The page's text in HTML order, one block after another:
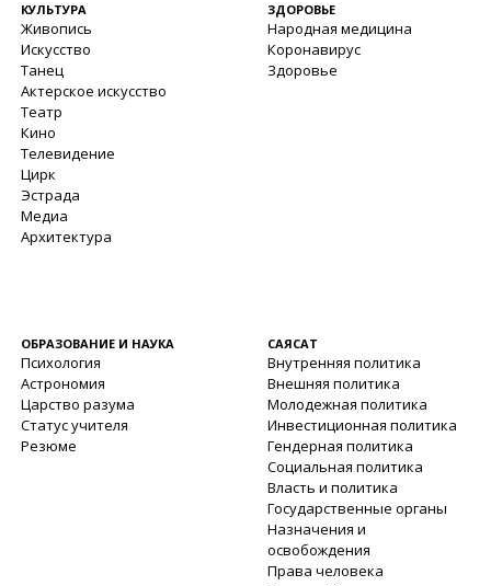
КУЛЬТУРА
Живопись
Искусство
Танец
Актерское искусство
Театр
Кино
Телевидение
Цирк
Эстрада
Медиа
Архитектура
ЗДОРОВЬЕ
Народная медицина
Коронавирус
Здоровье
ОБРАЗОВАНИЕ И НАУКА
Психология
Астрономия
Царство разума
Статус учителя
Резюме
САЯСАТ
Внутренняя политика
Внешняя политика
Молодежная политика
Инвестиционная политика
Гендерная политика
Социальная политика
Власть и политика
Государственные органы
Назначения и
освобождения
Права человека